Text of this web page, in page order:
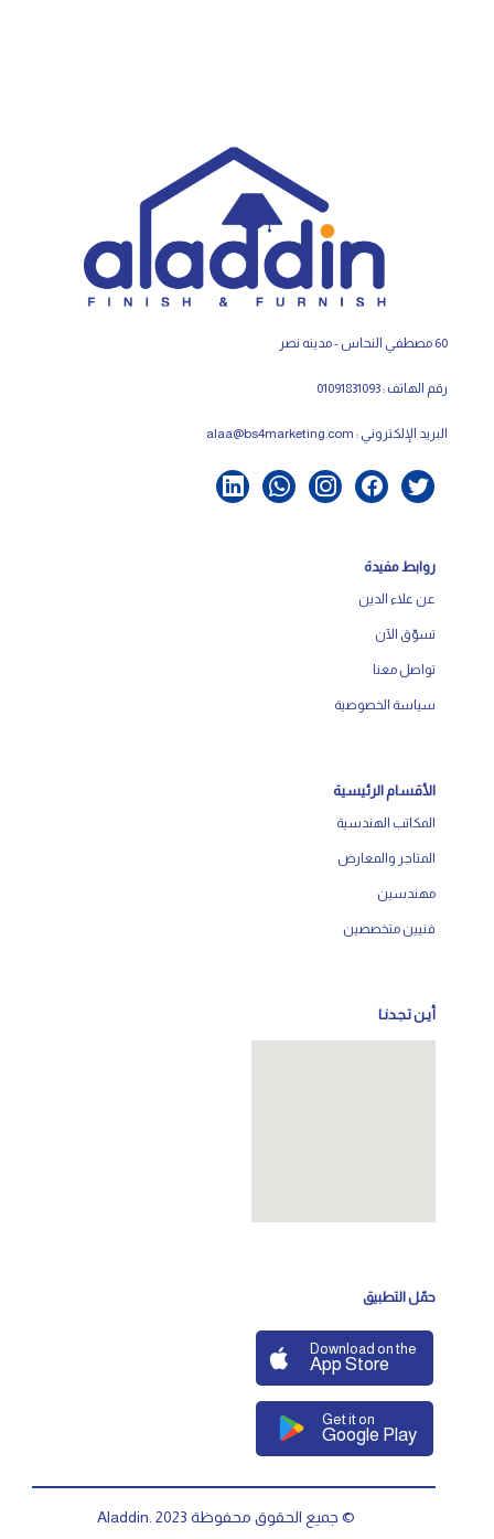
60 مصطفي النحاس - مدينه نصر
رقم الهاتف : 01091831093
البريد الإلكتروني : alaa@bs4marketing.com
روابط مفيدة
عن علاء الدين
تسوّق الآن
تواصل معنا
سياسة الخصوصية
الأقسام الرئيسية
المكاتب الهندسية
المتاجر والمعارض
مهندسين
فنيين متخصصين
أيـن تـجـدنـا
حمّل التطبيق
Download on the
App Store
Get it on
Google Play
© جميع الحقوق محفوظة Aladdin. 2023